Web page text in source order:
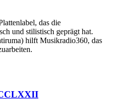
das die
und stilistisch geprägt hat.
hilft Musikradio360, das